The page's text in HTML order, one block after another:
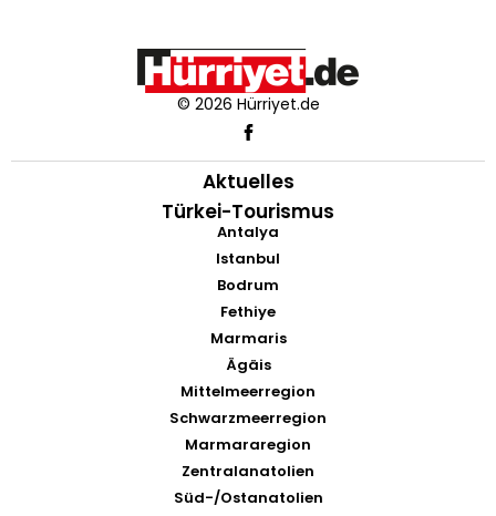
© 2026 Hürriyet.de
Aktuelles
Türkei-Tourismus
Antalya
Istanbul
Bodrum
Fethiye
Marmaris
Ägäis
Mittelmeerregion
Schwarzmeerregion
Marmararegion
Zentralanatolien
Süd-/Ostanatolien